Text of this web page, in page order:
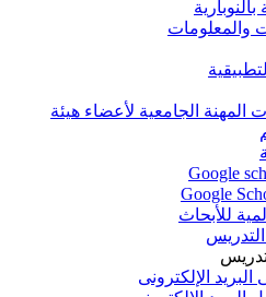
والمعلومات
المهنة الجامعية لأعضاء هيئة
للأبحاث
الإلكترونى